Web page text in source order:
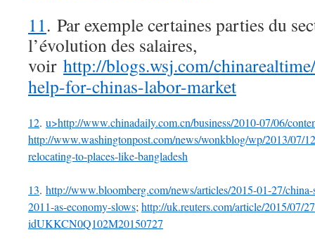
11. Par exemple certaines parties du
l’évolution des salaires,
voir http://blogs.wsj.com/
help-for-chinas-labor-market
12. u>http://www.chinadaily.com.cn/business/2010-07/06/
http://www.washingtonpost.com/news/wonkblog/wp/2013/07/
relocating-to-places-like-bangladesh
13. http://www.bloomberg.com/news/articles/2015-01-27/
2011-as-economy-slows; http://uk.reuters.com/article/2015/07/
idUKKCN0Q102M20150727